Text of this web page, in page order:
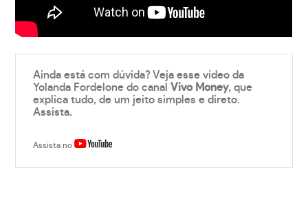
Ainda está com dúvida? Veja esse vídeo da
Yolanda Fordelone do canalVivo Money, que
explica tudo, de um jeito simples e direto.
Assista.
Assista no